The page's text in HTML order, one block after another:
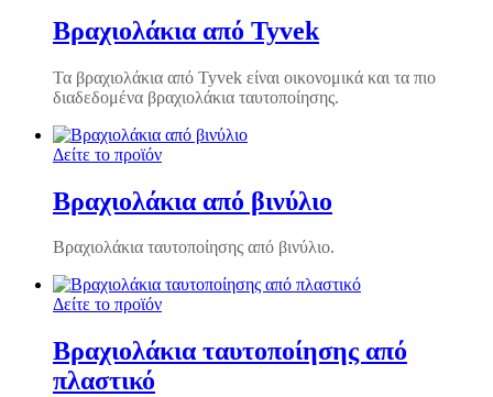
Βραχιολάκια από Tyvek
Τα βραχιολάκια από Tyvek είναι οικονομικά και τα πιο
διαδεδομένα βραχιολάκια ταυτοποίησης.
Δείτε το προϊόν
Βραχιολάκια από βινύλιο
Βραχιολάκια ταυτοποίησης από βινύλιο.
Δείτε το προϊόν
Βραχιολάκια ταυτοποίησης από
πλαστικό